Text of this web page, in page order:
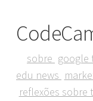
sobre google
edu news
reflexões sobre